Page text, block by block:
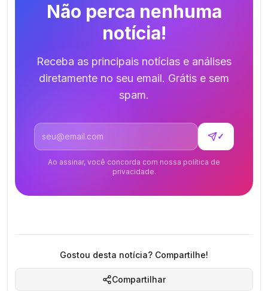
Não perca nenhuma
notícia!
Receba as principais notícias e análises
diretamente no seu email. Grátis e sem
spam.
Endereço de email
✓
Ao assinar, você concorda com nossa política de
privacidade.
Gostou desta notícia? Compartilhe!
Compartilhar